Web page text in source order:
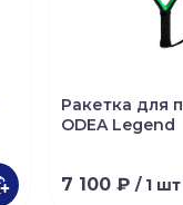
Ракетка для
ODEA Legend
7 100 ₽/ 1 шт